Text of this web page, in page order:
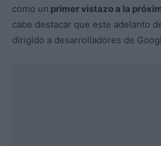
como un primer vistazo a la
cabe destacar que este adelanto
dirigido a desarrolladores de